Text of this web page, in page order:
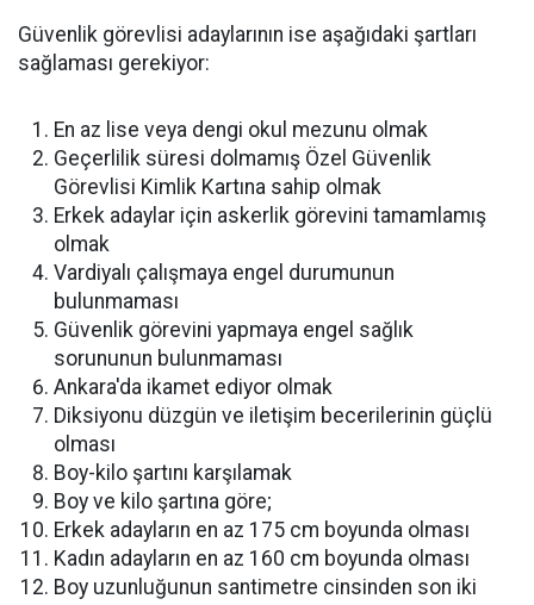
Güvenlik görevlisi adaylarının ise aşağıdaki şartları
sağlaması gerekiyor:
En az lise veya dengi okul mezunu olmak
Geçerlilik süresi dolmamış Özel Güvenlik
Görevlisi Kimlik Kartına sahip olmak
Erkek adaylar için askerlik görevini tamamlamış
olmak
Vardiyalı çalışmaya engel durumunun
bulunmaması
Güvenlik görevini yapmaya engel sağlık
sorununun bulunmaması
Ankara'da ikamet ediyor olmak
Diksiyonu düzgün ve iletişim becerilerinin güçlü
olması
Boy-kilo şartını karşılamak
Boy ve kilo şartına göre;
Erkek adayların en az 175 cm boyunda olması
Kadın adayların en az 160 cm boyunda olması
Boy uzunluğunun santimetre cinsinden son iki